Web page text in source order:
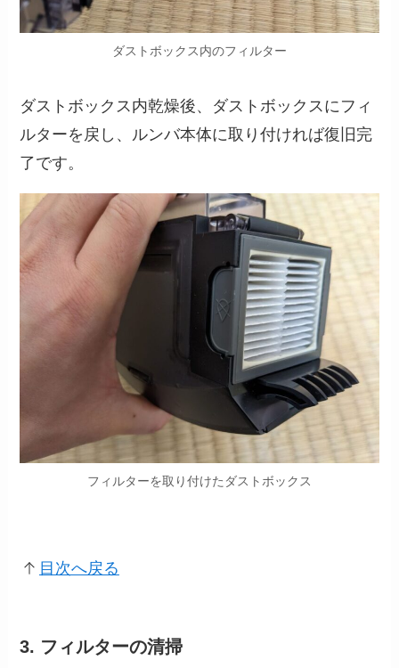
ダストボックス内のフィルター
ダストボックス内乾燥後、ダストボックスにフィ
ルターを戻し、ルンバ本体に取り付ければ復旧完
了です。
フィルターを取り付けたダストボックス
目次へ戻る
3. フィルターの清掃